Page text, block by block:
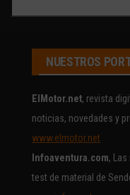
NUESTROS
ElMotor.net, revista
noticias, novedades y
www.elmotor.net
Infoaventura.com,
test de material de